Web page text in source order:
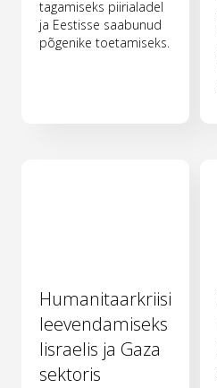
tagamiseks piirialadel
ja Eestisse saabunud
põgenike toetamiseks.
Humanitaarkriisi
leevendamiseks
Iisraelis ja Gaza
sektoris